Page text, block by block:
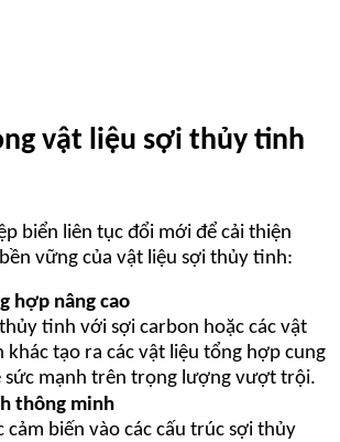
vật liệu sợi thủy tinh
biển liên tục đổi mới để cải thiện
vững của vật liệu sợi thủy tinh:
hợp nâng cao
tinh với sợi carbon hoặc các vật
khác tạo ra các vật liệu tổng hợp cung
sức mạnh trên trọng lượng vượt trội.
thông minh
cảm biến vào các cấu trúc sợi thủy